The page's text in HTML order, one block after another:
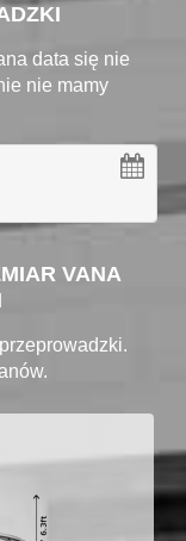
data się nie
nie mamy
VANA